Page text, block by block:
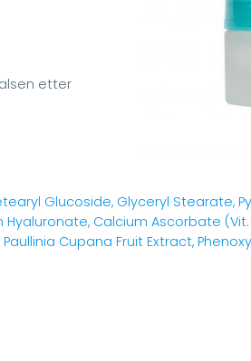
etter
Glucoside, Glyceryl Stearate,
Calcium Ascorbate
Cupana Fruit Extract,